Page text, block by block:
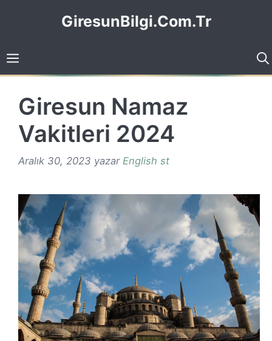
GiresunBilgi.Com.Tr
Giresun Namaz
Vakitleri 2024
Aralık 30, 2023 yazar English st